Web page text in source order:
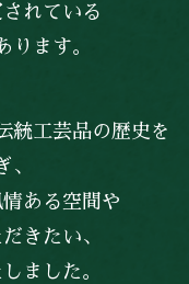
れている
ります。
統工芸品の歴史を
、
ある空間や
きたい、
ました。